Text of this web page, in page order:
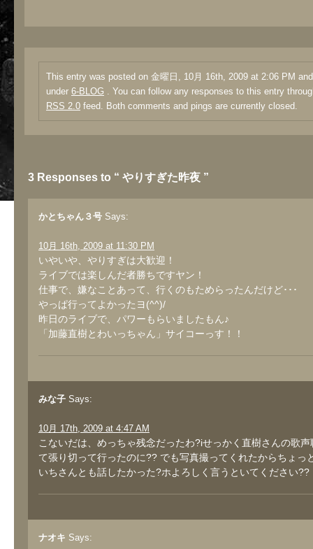
This entry was posted on 金曜日, 10月 16th, 2009 at 2:06 PM
under 6-BLOG . You can follow any responses to this entry
RSS 2.0 feed. Both comments and pings are currently closed.
3 Responses to “ やりすぎた昨夜 ”
かとちゃん３号 Says:
10月 16th, 2009 at 11:30 PM
いやいや、やりすぎは大歓迎！
ライブでは楽しんだ者勝ちですヤン！
仕事で、嫌なことあって、行くのもためらったんだけど･･･
やっぱ行ってよかったヨ(^^)/
昨日のライブで、パワーもらいましたもん♪
「加藤直樹とわいっちゃん」サイコーっす！！
みな子 Says:
10月 17th, 2009 at 4:47 AM
こないだは、めっちゃ残念だったわ?iせっかく直樹さんの歌
て張り切って行ったのに?? でも写真撮ってくれたからちょっ
いちさんとも話したかった?ホよろしく言うといてください??
ナオキ Says: